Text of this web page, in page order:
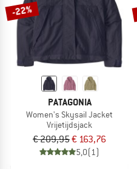
-22%
PATAGONIA
Women's Skysail Jacket
Vrijetijdsjack
€ 209,95€ 163,76
5,0(1)